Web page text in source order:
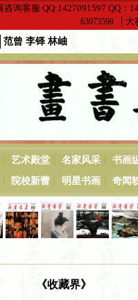
QQ：
63073598 | 大
范曾 李铎 林岫
| 艺术殿堂 | 名家风采 |
书画
| 院校新蕾 | 明星书画 | 奇闻
《收藏界》